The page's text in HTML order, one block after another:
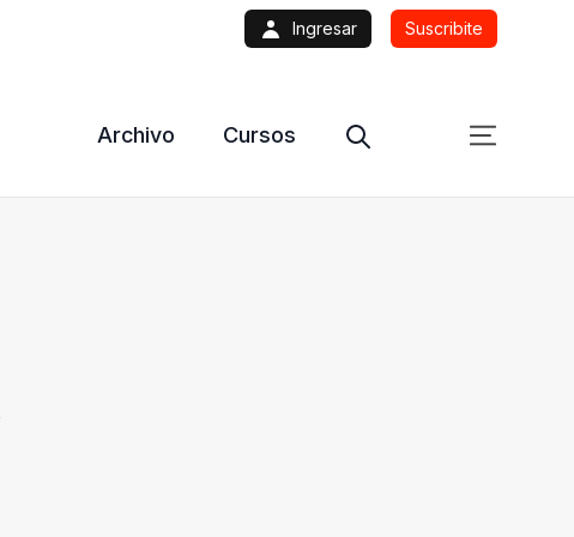
Ingresar Suscribite
Archivo Cursos